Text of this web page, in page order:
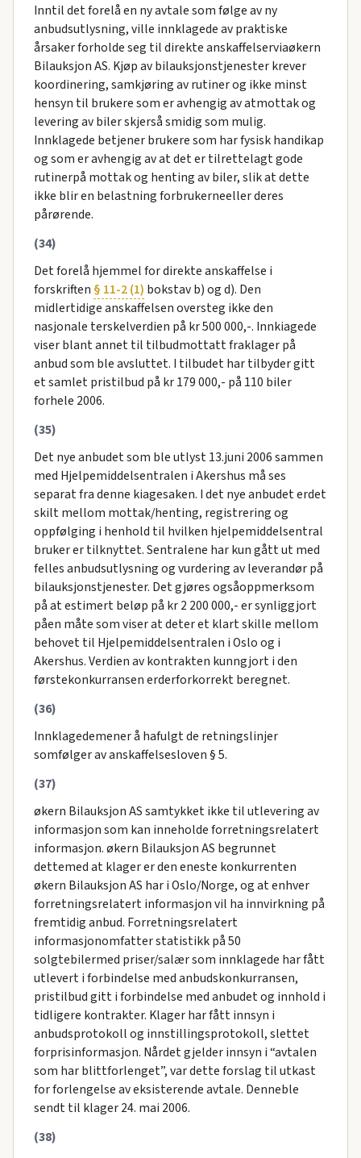
Inntil det forelå en ny avtale som følge av ny
anbudsutlysning, ville innklagede av praktiske
årsaker forholde seg til direkte anskaffelserviaøkern
Bilauksjon AS. Kjøp av bilauksjonstjenester krever
koordinering, samkjøring av rutiner og ikke minst
hensyn til brukere som er avhengig av atmottak og
levering av biler skjerså smidig som mulig.
Innklagede betjener brukere som har fysisk handikap
og som er avhengig av at det er tilrettelagt gode
rutinerpå mottak og henting av biler, slik at dette
ikke blir en belastning forbrukerneeller deres
pårørende.
(34)
Det forelå hjemmel for direkte anskaffelse i
forskriften § 11-2 (1) bokstav b) og d). Den
midlertidige anskaffelsen oversteg ikke den
nasjonale terskelverdien på kr 500 000,-. Innkiagede
viser blant annet til tilbudmottatt fraklager på
anbud som ble avsluttet. I tilbudet har tilbyder gitt
et samlet pristilbud på kr 179 000,- på 110 biler
forhele 2006.
(35)
Det nye anbudet som ble utlyst 13.juni 2006 sammen
med Hjelpemiddelsentralen i Akershus må ses
separat fra denne kiagesaken. I det nye anbudet erdet
skilt mellom mottak/henting, registrering og
oppfølging i henhold til hvilken hjelpemiddelsentral
bruker er tilknyttet. Sentralene har kun gått ut med
felles anbudsutlysning og vurdering av leverandør på
bilauksjonstjenester. Det gjøres ogsåoppmerksom
på at estimert beløp på kr 2 200 000,- er synliggjort
påen måte som viser at deter et klart skille mellom
behovet til Hjelpemiddelsentralen i Oslo og i
Akershus. Verdien av kontrakten kunngjort i den
førstekonkurransen erderforkorrekt beregnet.
(36)
Innklagedemener å hafulgt de retningslinjer
somfølger av anskaffelsesloven § 5.
(37)
økern Bilauksjon AS samtykket ikke til utlevering av
informasjon som kan inneholde forretningsrelatert
informasjon. økern Bilauksjon AS begrunnet
dettemed at klager er den eneste konkurrenten
økern Bilauksjon AS har i Oslo/Norge, og at enhver
forretningsrelatert informasjon vil ha innvirkning på
fremtidig anbud. Forretningsrelatert
informasjonomfatter statistikk på 50
solgtebilermed priser/salær som innklagede har fått
utlevert i forbindelse med anbudskonkurransen,
pristilbud gitt i forbindelse med anbudet og innhold i
tidligere kontrakter. Klager har fått innsyn i
anbudsprotokoll og innstillingsprotokoll, slettet
forprisinformasjon. Nårdet gjelder innsyn i “avtalen
som har blittforlenget”, var dette forslag til utkast
for forlengelse av eksisterende avtale. Denneble
sendt til klager 24. mai 2006.
(38)